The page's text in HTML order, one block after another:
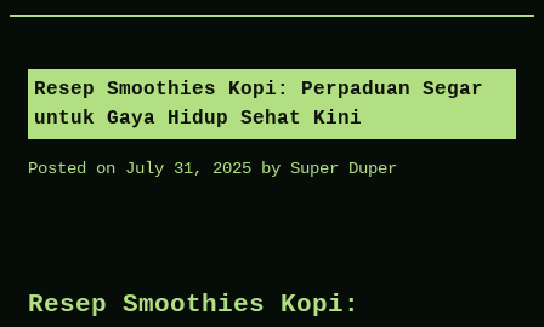
Resep Smoothies Kopi: Perpaduan Segar
untuk Gaya Hidup Sehat Kini
Posted on July 31, 2025 by Super Duper
Resep Smoothies Kopi: